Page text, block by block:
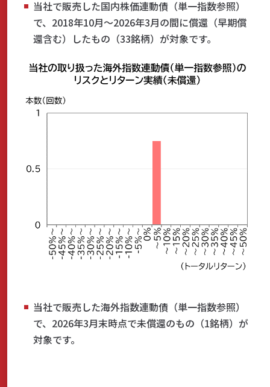
当社で販売した国内株価連動債（単一指数参照）
で、2018年10月～2026年3月の間に償還（早期償
還含む）したもの（33銘柄）が対象です。
当社で販売した海外指数連動債（単一指数参照）
で、2026年3月末時点で未償還のもの（1銘柄）が
対象です。